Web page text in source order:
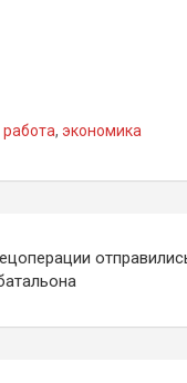
работа, экономика